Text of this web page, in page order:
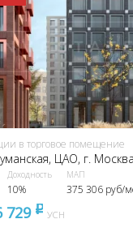
в торговое помещение
Доходность
10%
МАП
375 306 руб/
729 pуб
УСН